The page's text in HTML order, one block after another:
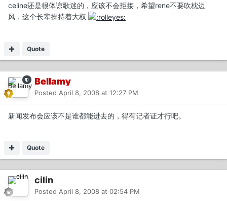
celine还是很体谅歌迷的，应该不会拒接，希望rene不要吹枕边
风，这个长辈操持着大权
Quote
Bellamy
Posted April 8, 2008 at 12:27 PM
新闻发布会应该不是谁都能进去的，得有记者证才行吧。
Quote
cilin
Posted April 8, 2008 at 02:54 PM